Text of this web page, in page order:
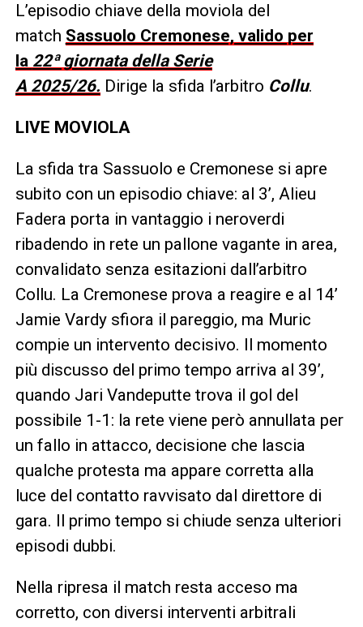
L’episodio chiave della moviola del
match Sassuolo Cremonese, valido per
la 22ª giornata della Serie
A 2025/26. Dirige la sfida l’arbitro Collu.
LIVE MOVIOLA
La sfida tra Sassuolo e Cremonese si apre
subito con un episodio chiave: al 3’, Alieu
Fadera porta in vantaggio i neroverdi
ribadendo in rete un pallone vagante in area,
convalidato senza esitazioni dall’arbitro
Collu. La Cremonese prova a reagire e al 14’
Jamie Vardy sfiora il pareggio, ma Muric
compie un intervento decisivo. Il momento
più discusso del primo tempo arriva al 39’,
quando Jari Vandeputte trova il gol del
possibile 1-1: la rete viene però annullata per
un fallo in attacco, decisione che lascia
qualche protesta ma appare corretta alla
luce del contatto ravvisato dal direttore di
gara. Il primo tempo si chiude senza ulteriori
episodi dubbi.
Nella ripresa il match resta acceso ma
corretto, con diversi interventi arbitrali